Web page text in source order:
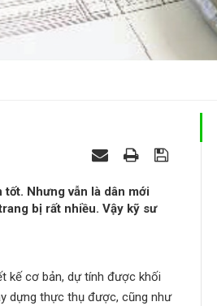
Nhưng vẫn là dân mới
bị rất nhiều. Vậy kỹ sư
kế cơ bản, dự tính được khối
dựng thực thụ được, cũng như